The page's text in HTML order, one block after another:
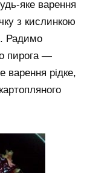
яке варення
з кислинкою
Радимо
пирога —
варення рідке,